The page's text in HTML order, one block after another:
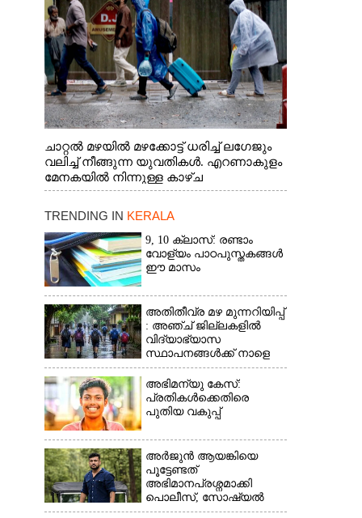
ചാറ്റൽ മഴയിൽ മഴക്കോട്ട് ധരിച്ച് ലഗേജും
വലിച്ച് നീങ്ങുന്ന യുവതികൾ. എറണാകുളം
മേനകയിൽ നിന്നുള്ള കാഴ്ച
TRENDING IN KERALA
9, 10 ക്ലാസ്: രണ്ടാം
വോള്യം പാഠപുസ്തകങ്ങൾ
ഈ മാസം
അതിതീവ്ര മഴ മുന്നറിയിപ്പ്
: അഞ്ച് ജില്ലകളിൽ
വിദ്യാഭ്യാസ
സ്ഥാപനങ്ങൾക്ക് നാളെ
അവധി
അഭിമന്യു കേസ്:
പ്രതികൾക്കെതിരെ
പുതിയ വകുപ്പ്
അർജുൻ ആയങ്കിയെ
പൂട്ടേണ്ടത്
അഭിമാനപ്രശ്നമാക്കി
പൊലീസ്, സാേഷ്യൽ
മീഡിയ ഉപയോഗിക്കുന്നത്